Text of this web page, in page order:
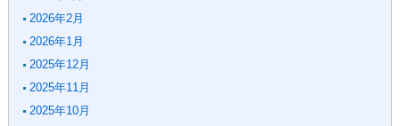
2026年2月
2026年1月
2025年12月
2025年11月
2025年10月